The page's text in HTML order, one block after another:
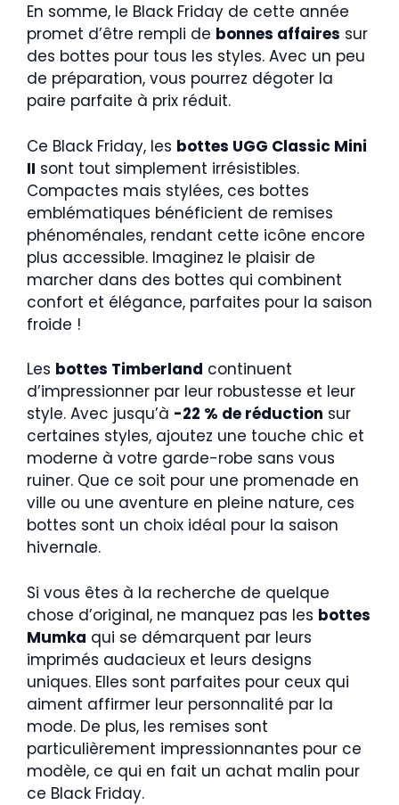
En somme, le Black Friday de cette année
promet d’être rempli de bonnes affaires sur
des bottes pour tous les styles. Avec un peu
de préparation, vous pourrez dégoter la
paire parfaite à prix réduit.
Ce Black Friday, les bottes UGG Classic Mini
II sont tout simplement irrésistibles.
Compactes mais stylées, ces bottes
emblématiques bénéficient de remises
phénoménales, rendant cette icône encore
plus accessible. Imaginez le plaisir de
marcher dans des bottes qui combinent
confort et élégance, parfaites pour la saison
froide !
Les bottes Timberland continuent
d’impressionner par leur robustesse et leur
style. Avec jusqu’à -22 % de réduction sur
certaines styles, ajoutez une touche chic et
moderne à votre garde-robe sans vous
ruiner. Que ce soit pour une promenade en
ville ou une aventure en pleine nature, ces
bottes sont un choix idéal pour la saison
hivernale.
Si vous êtes à la recherche de quelque
chose d’original, ne manquez pas les bottes
Mumka qui se démarquent par leurs
imprimés audacieux et leurs designs
uniques. Elles sont parfaites pour ceux qui
aiment affirmer leur personnalité par la
mode. De plus, les remises sont
particulièrement impressionnantes pour ce
modèle, ce qui en fait un achat malin pour
ce Black Friday.